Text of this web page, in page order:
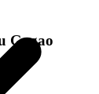
Gagao